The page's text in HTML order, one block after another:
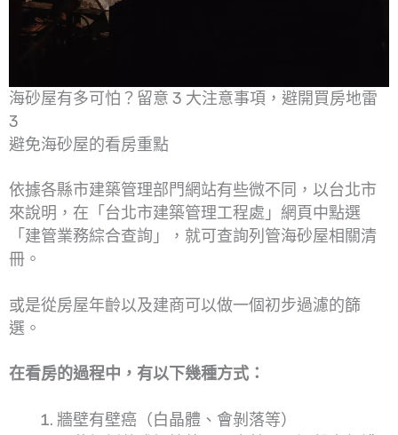
海砂屋有多可怕？留意 3 大注意事項，避開買房地雷
3
避免海砂屋的看房重點
依據各縣市建築管理部門網站有些微不同，以台北市
來說明，在「台北市建築管理工程處」網頁中點選
「建管業務綜合查詢」，就可查詢列管海砂屋相關清
冊。
或是從房屋年齡以及建商可以做一個初步過濾的篩
選。
在看房的過程中，有以下幾種方式：
牆壁有壁癌（白晶體、會剝落等）